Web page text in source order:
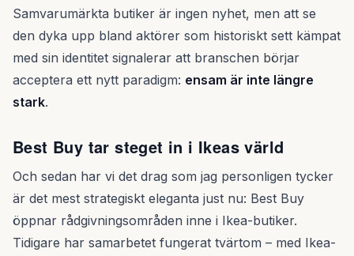
Samvarumärkta butiker är ingen nyhet, men att se
den dyka upp bland aktörer som historiskt sett kämpat
med sin identitet signalerar att branschen börjar
acceptera ett nytt paradigm: ensam är inte längre
stark.
Best Buy tar steget in i Ikeas värld
Och sedan har vi det drag som jag personligen tycker
är det mest strategiskt eleganta just nu: Best Buy
öppnar rådgivningsområden inne i Ikea-butiker.
Tidigare har samarbetet fungerat tvärtom – med Ikea-